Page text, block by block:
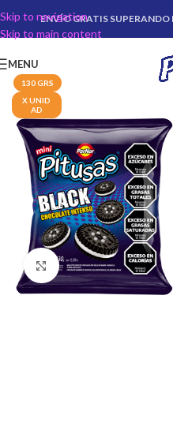
Skip to navigation
Skip to main content
ENVÍO GRATIS
MENU
130 GRS
X UNID
AD
Click para agrandar